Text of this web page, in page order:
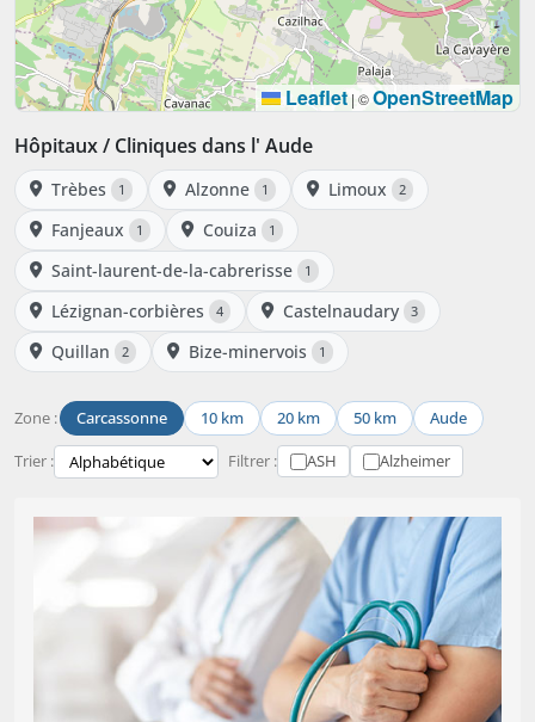
Leaflet | ©OpenStreetMap
Hôpitaux / Cliniques dans l' Aude
Trèbes 1 Alzonne 1 Limoux 2
Fanjeaux 1 Couiza 1
Saint-laurent-de-la-cabrerisse 1
Lézignan-corbières 4 Castelnaudary 3
Quillan 2 Bize-minervois 1
Zone : Carcassonne 10 km 20 km 50 km Aude
Trier : Filtrer : ASH Alzheimer